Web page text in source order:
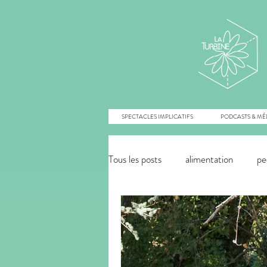
SPECTACLES IMPLICATIFS PODCASTS &
Tous les posts alimentation
énergies renouvelables
innovation monétaire